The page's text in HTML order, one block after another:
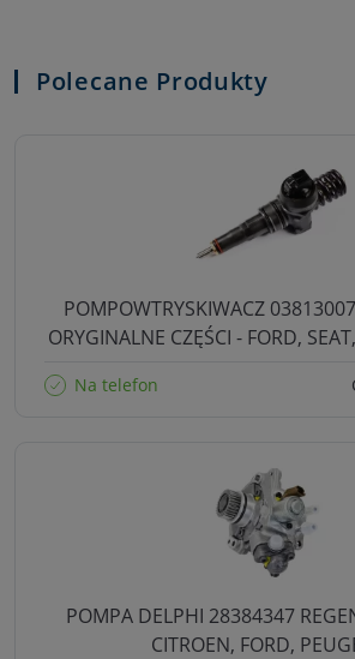
Polecane Produkty
POMPOWTRYSKIWACZ
ORYGINALNE CZĘŚCI - FORD,
Na telefon
POMPA DELPHI 28384347
CITROEN, FORD,